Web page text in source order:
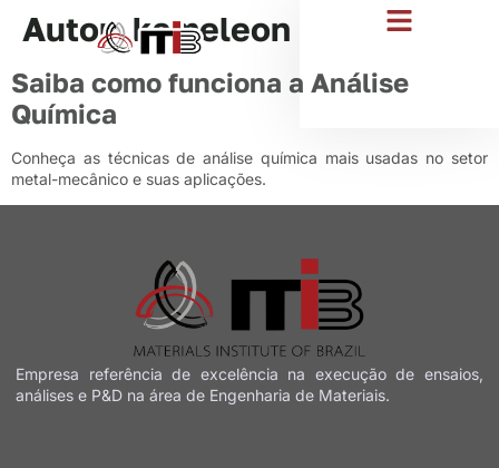
Autor:kameleon
Saiba como funciona a Análise
Química
Conheça as técnicas de análise química mais usadas no setor
metal-mecânico e suas aplicações.
Empresa referência de excelência na execução de ensaios,
análises e P&D na área de Engenharia de Materiais.